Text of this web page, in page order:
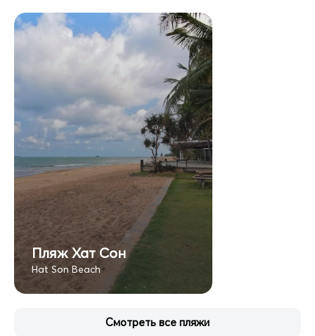
Пляж Хат Сон
Hat Son Beach
Смотреть все пляжи